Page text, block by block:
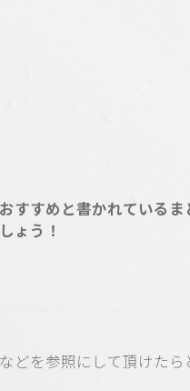
すすめと書かれているま
ょう！
どを参照にして頂けたら